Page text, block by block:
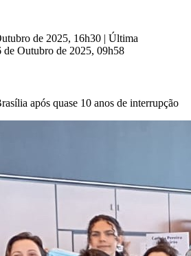
de 2025, 16h30 | Última
de Outubro de 2025, 09h58
após quase 10 anos de interrupção